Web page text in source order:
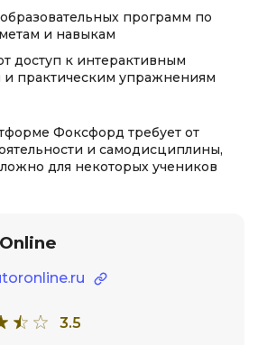
программ по
и навыкам
доступ к интерактивным
и практическим упражнениям
Фоксфорд требует от
и самодисциплины,
для некоторых учеников
3.5